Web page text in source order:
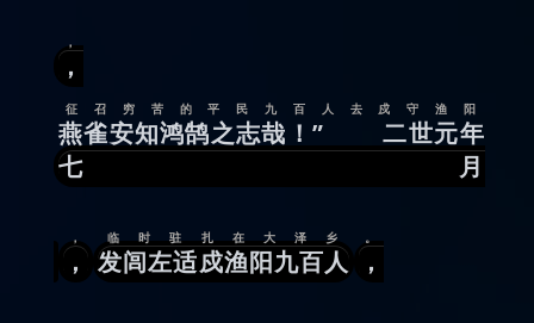
，
，
燕雀安知鸿鹄之志哉！” 二世元年
七月
征召穷苦的平民九百人去戍守渔阳
，
，
发闾左适戍渔阳九百人
临时驻扎在大泽乡
，
。